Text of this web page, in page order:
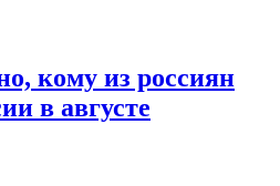
кому из россиян
в августе